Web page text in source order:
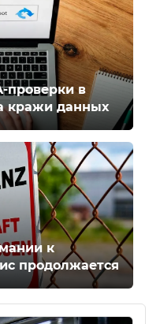
проверки в
кражи данных
к
продолжается